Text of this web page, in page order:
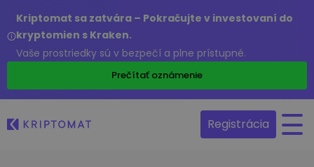
Kriptomat sa zatvára – Pokračujte v investovaní do
kryptomien s Kraken.
Vaše prostriedky sú v bezpečí a plne prístupné.
Prečítať oznámenie
Registrácia